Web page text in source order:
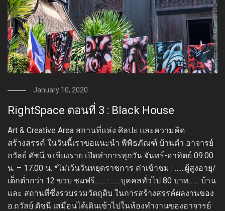
January 10, 2020
RightSpace ตอนที่ 3 : Black House
Art & Creative Area สถานที่แห่ง ศิลปะ และความคิด
สร้างสรรค์ ในวันนี้เราขอแนะนำ พิพิธภัณฑ์ บ้านดำ อาจารย์
ถวัลย์ ดัชนี จ.เชียงราย เปิดทำการทุกวัน จันทร์-อาทิตย์ 09.00
น. – 17.00 น. *ไม่เว้นวันหยุดราชการ ค่าเข้าชม : ……ผู้สูงอายุ/
เด็กต่ำกว่า 12 ขวบ ชมฟรี…… : ……บุคคลทั่วไป 80 บาท…… บ้าน
และ สถานที่ซึ่งรวบรวมวัตถุดิบ ในการสร้างสรรค์ผลงานของ
อ.ถวัลย์ ดัชนี เสมือนได้เดินเข้าไปในห้องทำงานของอาจารย์